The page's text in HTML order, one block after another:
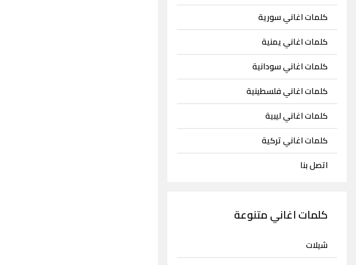
كلمات اغاني سورية
كلمات اغاني يمنية
كلمات اغاني سودانية
كلمات اغاني فلسطينية
كلمات اغاني ليبية
كلمات اغاني تركية
اتصل بنا
كلمات اغاني متنوعة
شيلات